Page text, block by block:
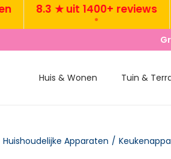
8.3 ★ uit 1400+ reviews
Huis & Wonen Tuin &
Huishoudelijke Apparaten /